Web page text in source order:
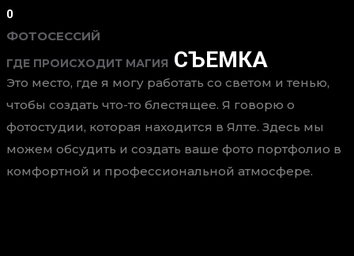
0
ФОТОСЕССИЙ
ГДЕ ПРОИСХОДИТ МАГИЯ СЪЕМКА
Это место, где я могу работать со светом и тенью,
чтобы создать что-то блестящее. Я говорю о
фотостудии, которая находится в Ялте. Здесь мы
можем обсудить и создать ваше фото портфолио в
комфортной и профессиональной атмосфере.